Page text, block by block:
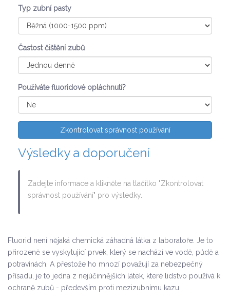
Typ zubní pasty
Častost čištění zubů
Používáte fluoridové opláchnutí?
Zkontrolovat správnost používání
Výsledky a doporučení
Zadejte informace a klikněte na tlačítko "Zkontrolovat
správnost používání" pro výsledky.
Fluorid není nějaká chemická záhadná látka z laboratoře. Je to
přirozeně se vyskytující prvek, který se nachází ve vodě, půdě a
potravinách. A přestože ho mnozí považují za nebezpečný
přísadu, je to jedna z nejúčinnějších látek, které lidstvo používá k
ochraně zubů - především proti mezizubnímu kazu.